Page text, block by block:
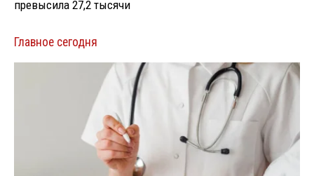
превысила 27,2 тысячи
Главное сегодня